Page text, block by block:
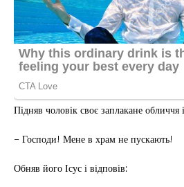
Підняв чоловік своє заплакане
– Господи! Мене в храм не пускають!
Обняв його Ісус і відповів: